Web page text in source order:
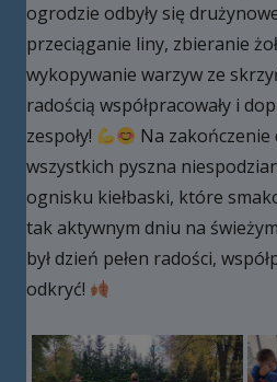
ogrodzie odbyły się
przeciąganie liny, zbieranie
wykopywanie warzyw ze
radością współpracowały i
zespoły!
Na zakończenie
wszystkich pyszna
ognisku kiełbaski, które
tak aktywnym dniu na
był dzień pełen radości,
odkryć!